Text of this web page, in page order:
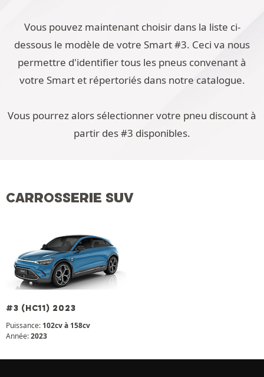
Vous pouvez maintenant choisir dans la liste ci-
dessous le modèle de votre Smart #3. Ceci va nous
permettre d'identifier tous les pneus convenant à
votre Smart et répertoriés dans notre catalogue.
Vous pourrez alors sélectionner votre pneu discount à
partir des #3 disponibles.
CARROSSERIE SUV
#3 (HC11) 2023
Puissance: 102cv à 158cv
Année:2023